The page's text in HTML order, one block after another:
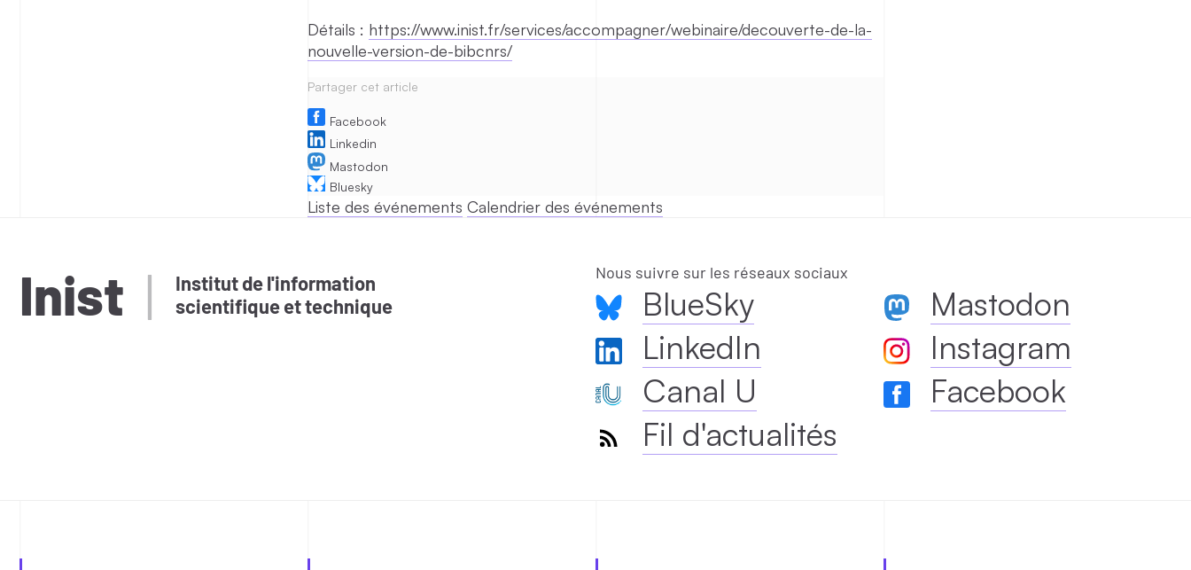
Détails : https://www.inist.fr/services/accompagner/webinaire/decouverte-de-la-
nouvelle-version-de-bibcnrs/
Partager cet article
Facebook
Linkedin
Mastodon
Bluesky
Liste des événements Calendrier des événements
Inist
Institut de l'information
scientifique et technique
Nous suivre sur les réseaux sociaux
BlueSky
Mastodon
LinkedIn
Instagram
Canal U
Facebook
Fil d'actualités